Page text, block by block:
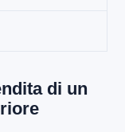
di un